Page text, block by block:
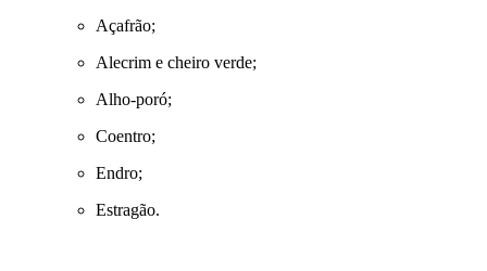
Açafrão;
Alecrim e cheiro verde;
Alho-poró;
Coentro;
Endro;
Estragão.